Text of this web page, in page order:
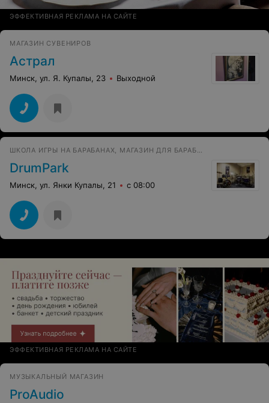
ЭФФЕКТИВНАЯ РЕКЛАМА НА САЙТЕ
МАГАЗИН СУВЕНИРОВ
Астрал
Минск, ул. Я. Купалы, 23 Выходной
ШКОЛА ИГРЫ НА БАРАБАНАХ, МАГАЗИН ДЛЯ БАРАБАНЩИКОВ, ПРОКАТ
DrumPark
Минск, ул. Янки Купалы, 21 с 08:00
ЭФФЕКТИВНАЯ РЕКЛАМА НА САЙТЕ
МУЗЫКАЛЬНЫЙ МАГАЗИН
ProAudio